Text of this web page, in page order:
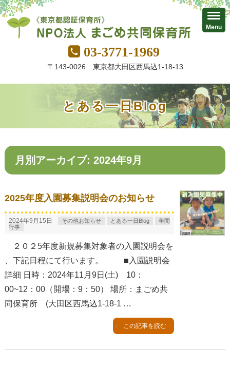
03-3771-1969
〒143-0026 東京都大田区西馬込1-18-13
とある一日Blog
月別アーカイブ: 2024年9月
2025年度入園募集説明会のお知らせ
2024年9月15日 その他お知らせ とある一日Blog
年間
行事
２０２5年度新規募集対象者の入園説明会を
、下記日程にて行います。 ■入園説明会
詳細 日時：2024年11月9日(土) 10：
00~12：00（開場：9：50） 場所：まごめ共
同保育所 (大田区西馬込1-18-1 …
この記事を読む
Menu